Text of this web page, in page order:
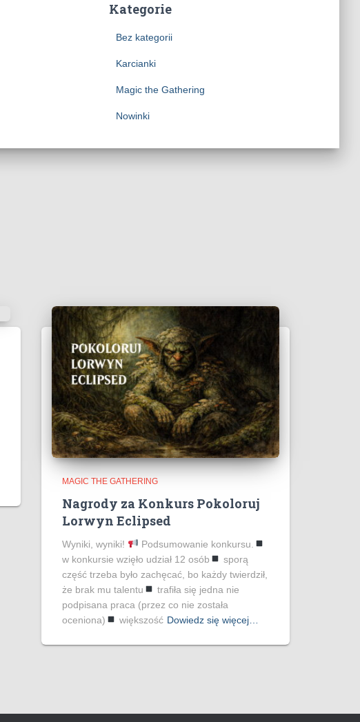
Kategorie
Bez kategorii
Karcianki
Magic the Gathering
Nowinki
MAGIC THE GATHERING
Nagrody za Konkurs Pokoloruj
Lorwyn Eclipsed
Wyniki, wyniki!
Podsumowanie konkursu.
w konkursie wzięło udział 12 osób
sporą
część trzeba było zachęcać, bo każdy twierdził,
że brak mu talentu
trafiła się jedna nie
podpisana praca (przez co nie została
oceniona)
większość Dowiedz się więcej…